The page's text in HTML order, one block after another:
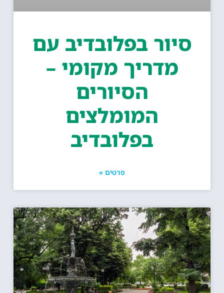
סיור בפלובדיב עם
מדריך מקומי –
הסיורים
המומלצים
בפלובדיב